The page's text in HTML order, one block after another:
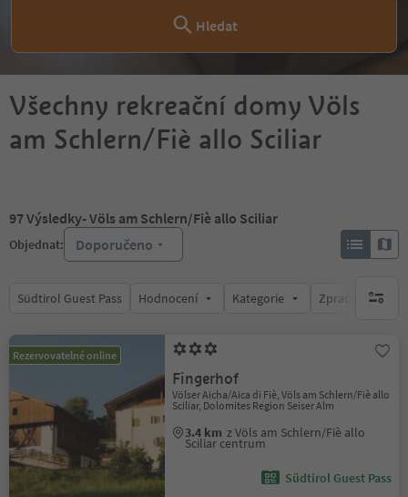
Hledat
Všechny rekreační domy Völs
am Schlern/Fiè allo Sciliar
97Výsledky- Völs am Schlern/Fiè allo Sciliar
Objednat: Doporučeno
Südtirol Guest Pass Hodnocení Kategorie Zpracovávábrak
Rezervovatelné online
Fingerhof
Völser Aicha/Aica di Fiè, Völs am Schlern/Fiè allo
Sciliar, Dolomites Region Seiser Alm
3.4 km z Völs am Schlern/Fiè allo
Sciliar centrum
Südtirol Guest Pass